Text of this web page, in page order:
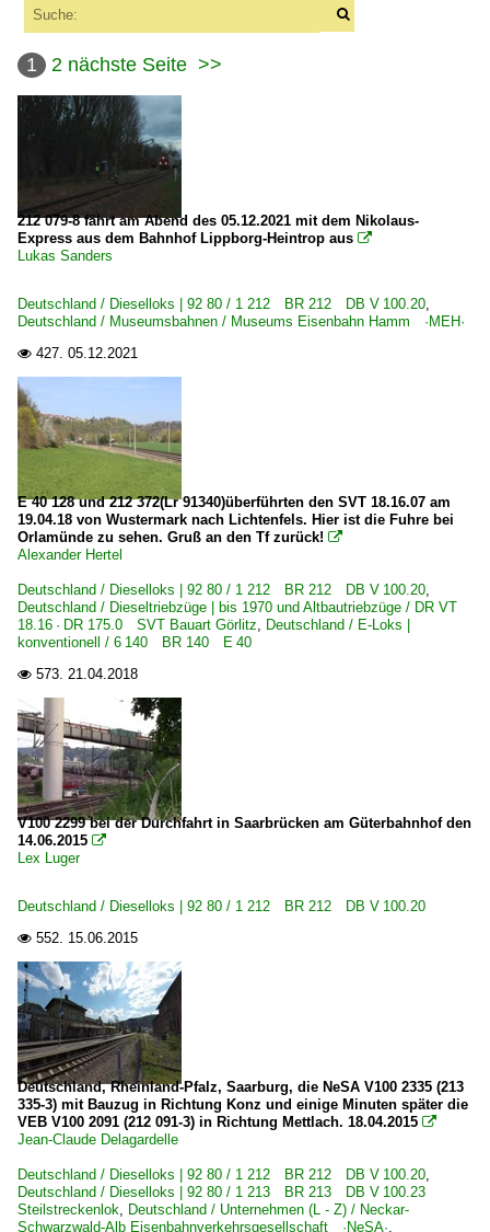
Alle Kategorien
Deutschland
Bahnbetriebswerke
Bw Bochum-Dahlhausen
Bw Hagen
Bahndienstfahrzeuge
Gleisbaumaschinen und -kräne | sonstige
~ Sonstige
Bahndienstfahrzeuge | Triebfahrzeuge
1 212 BR 714 Lok DB Notfalltechnik Rettungszug
Bahnhöfe (F - K)
Hannover Hbf ·HH·
Kaufering
Bahnhöfe (L - Q)
Mannheim Hbf ·RM·
Bahnhöfe (R - Z)
Saarburg (Bz Trier)
Weinheim (Bergst)
Dampfloks
BR 01.10 Öl DB 012 ·DB-Umbau·
BR 64 DB 064 · DR 64.1 ·DRG-Einheitslok·
Dieselloks | 92 80
1 213 BR 213 DB V 100.23 Steilstreckenlok
1 218 BR 218 Lokportraits
1 225 BR 225 Umbau BR 215 Private
1 232 BR 232 DR 132 · DR 130.1 Lokportraits
1 266 BR 266 ·JT42CWR(M/-T1)· Class 66
Dieselloks | bis 100 km/h | 98 80
3 360 BR 360 · DB 260 DB V 60
1990
2004
2008
2010
2010
2012
2015
2018
2020
1 2 nächste Seite >>
212 079-8 fährt am Abend des 05.12.2021 mit dem Nikolaus-
Express aus dem Bahnhof Lippborg-Heintrop aus 
Lukas Sanders
Deutschland / Dieselloks | 92 80 / 1 212 BR 212 DB V 100.20,
Deutschland / Museumsbahnen / Museums Eisenbahn Hamm ·MEH·
 427. 05.12.2021
E 40 128 und 212 372(Lr 91340)überführten den SVT 18.16.07 am
19.04.18 von Wustermark nach Lichtenfels. Hier ist die Fuhre bei
Orlamünde zu sehen. Gruß an den Tf zurück! 
Alexander Hertel
Deutschland / Dieselloks | 92 80 / 1 212 BR 212 DB V 100.20,
Deutschland / Dieseltriebzüge | bis 1970 und Altbautriebzüge / DR VT
18.16 · DR 175.0 SVT Bauart Görlitz, Deutschland / E-Loks |
konventionell / 6 140 BR 140 E 40
 573. 21.04.2018
V100 2299 bei der Durchfahrt in Saarbrücken am Güterbahnhof den
14.06.2015 
Lex Luger
Deutschland / Dieselloks | 92 80 / 1 212 BR 212 DB V 100.20
 552. 15.06.2015
Deutschland, Rheinland-Pfalz, Saarburg, die NeSA V100 2335 (213
335-3) mit Bauzug in Richtung Konz und einige Minuten später die
VEB V100 2091 (212 091-3) in Richtung Mettlach. 18.04.2015 
Jean-Claude Delagardelle
Deutschland / Dieselloks | 92 80 / 1 212 BR 212 DB V 100.20,
Deutschland / Dieselloks | 92 80 / 1 213 BR 213 DB V 100.23
Steilstreckenlok, Deutschland / Unternehmen (L - Z) / Neckar-
Schwarzwald-Alb Eisenbahnverkehrsgesellschaft ·NeSA·,